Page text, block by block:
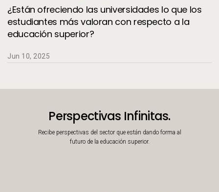
¿Están ofreciendo las universidades lo que los
estudiantes más valoran con respecto a la
educación superior?
Jun 10, 2025
Perspectivas Infinitas.
Recibe perspectivas del sector que están dando forma al
futuro de la educación superior.